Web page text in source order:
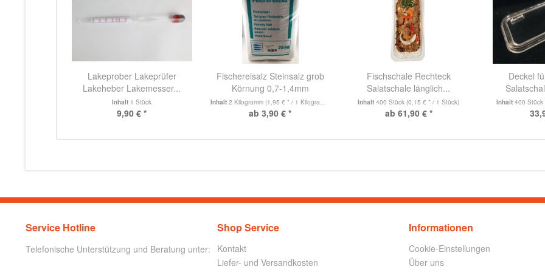
Lakeprober Lakeprüfer
Lakeheber Lakemesser...
Inhalt 1 Stück
9,90 € *
Fischereisalz Steinsalz grob
Körnung 0,7-1,4mm
Inhalt 2 Kilogramm (1,95 € * / 1 Kilogramm)
ab 3,90 € *
Fischschale Rechteck
Salatschale länglich...
Inhalt400 Stück (0,15 € * / 1 Stück)
ab 61,90 € *
Deckel
Inhalt400 Stück
Service Hotline
Telefonische Unterstützung und Beratung unter:
Shop Service
Kontakt
Liefer- und Versandkosten
Informationen
Cookie-Einstellungen
Über uns